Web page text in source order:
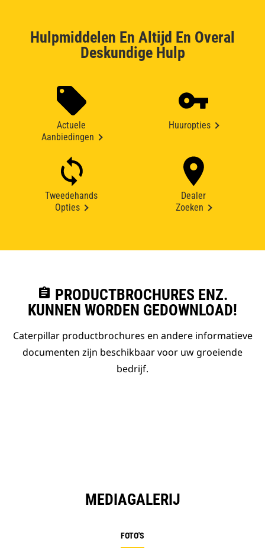
Hulpmiddelen En Altijd En Overal
Deskundige Hulp
Actuele
Aanbiedingen
Huuropties
Tweedehands
Opties
Dealer
Zoeken
assignment PRODUCTBROCHURES ENZ.
KUNNEN WORDEN GEDOWNLOAD!
Caterpillar productbrochures en andere informatieve
documenten zijn beschikbaar voor uw groeiende
bedrijf.
MEDIAGALERIJ
FOTO'S